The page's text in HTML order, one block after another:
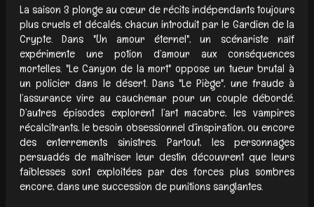
La saison 3 plonge au cœur de récits indépendants toujours
plus cruels et décalés, chacun introduit par le Gardien de la
Crypte. Dans "Un amour éternel", un scénariste naïf
expérimente une potion d’amour aux conséquences
mortelles. "Le Canyon de la mort" oppose un tueur brutal à
un policier dans le désert. Dans "Le Piège", une fraude à
l’assurance vire au cauchemar pour un couple débordé.
D’autres épisodes explorent l’art macabre, les vampires
récalcitrants, le besoin obsessionnel d’inspiration, ou encore
des enterrements sinistres. Partout, les personnages
persuadés de maîtriser leur destin découvrent que leurs
faiblesses sont exploitées par des forces plus sombres
encore, dans une succession de punitions sanglantes.